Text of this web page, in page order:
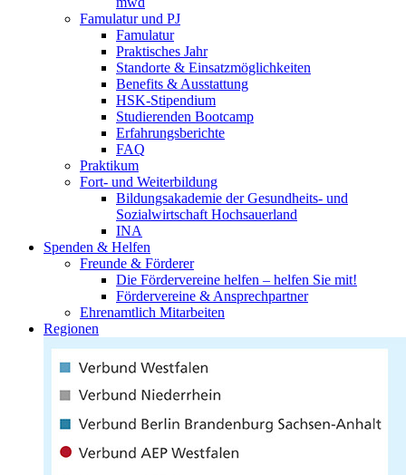
Famulatur und PJ
Famulatur
Praktisches Jahr
Standorte & Einsatzmöglichkeiten
Benefits & Ausstattung
HSK-Stipendium
Studierenden Bootcamp
Erfahrungsberichte
FAQ
Praktikum
Fort- und Weiterbildung
Bildungsakademie der Gesundheits- und
Sozialwirtschaft Hochsauerland
INA
Spenden & Helfen
Freunde & Förderer
Die Fördervereine helfen – helfen Sie mit!
Fördervereine & Ansprechpartner
Ehrenamtlich Mitarbeiten
Regionen